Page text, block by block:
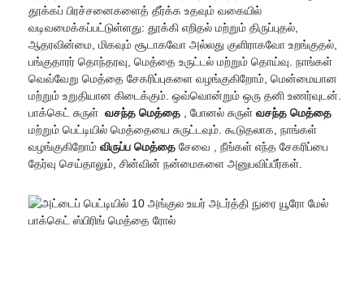
தூக்கப் பிரச்சனைகளைத் தீர்க்க உதவும் வகையில்
வடிவமைக்கப்பட்டுள்ளது: தூக்கி எறிதல் மற்றும் திருப்புதல்,
ஆதரவின்மை, மிகவும் சூடாகவோ அல்லது குளிராகவோ உறங்குதல்,
பங்குதாரர் தொந்தரவு, மெத்தை உருட்டல் மற்றும் தொய்வு. நாங்கள்
வெவ்வேறு மெத்தை சேகரிப்புகளை வழங்குகிறோம், மென்மையான
மற்றும் உறுதியான கிடைக்கும். ஒவ்வொன்றும் ஒரு தனி உணர்வுடன்.
பாக்கெட் சுருள் வசந்த மெத்தை , போனல் சுருள் வசந்த மெத்தை
மற்றும் பெட்டியில் மெத்தையை சுருட்டவும். கூடுதலாக, நாங்கள்
வழங்குகிறோம் விருப்ப மெத்தை சேவை , நீங்கள் எந்த சேகரிப்பை
தேர்வு செய்தாலும், சின்வின் நன்மைகளை அனுபவிப்பீர்கள்.